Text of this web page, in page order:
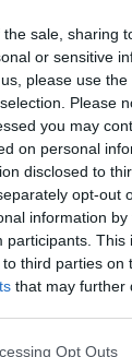
sale, sharing
or sensitive
please use
Please
you may
on personal
disclosed to
opt-out
information
participants.
third parties on
that may further
Opt Outs
Sport
új
megyei
Ella: